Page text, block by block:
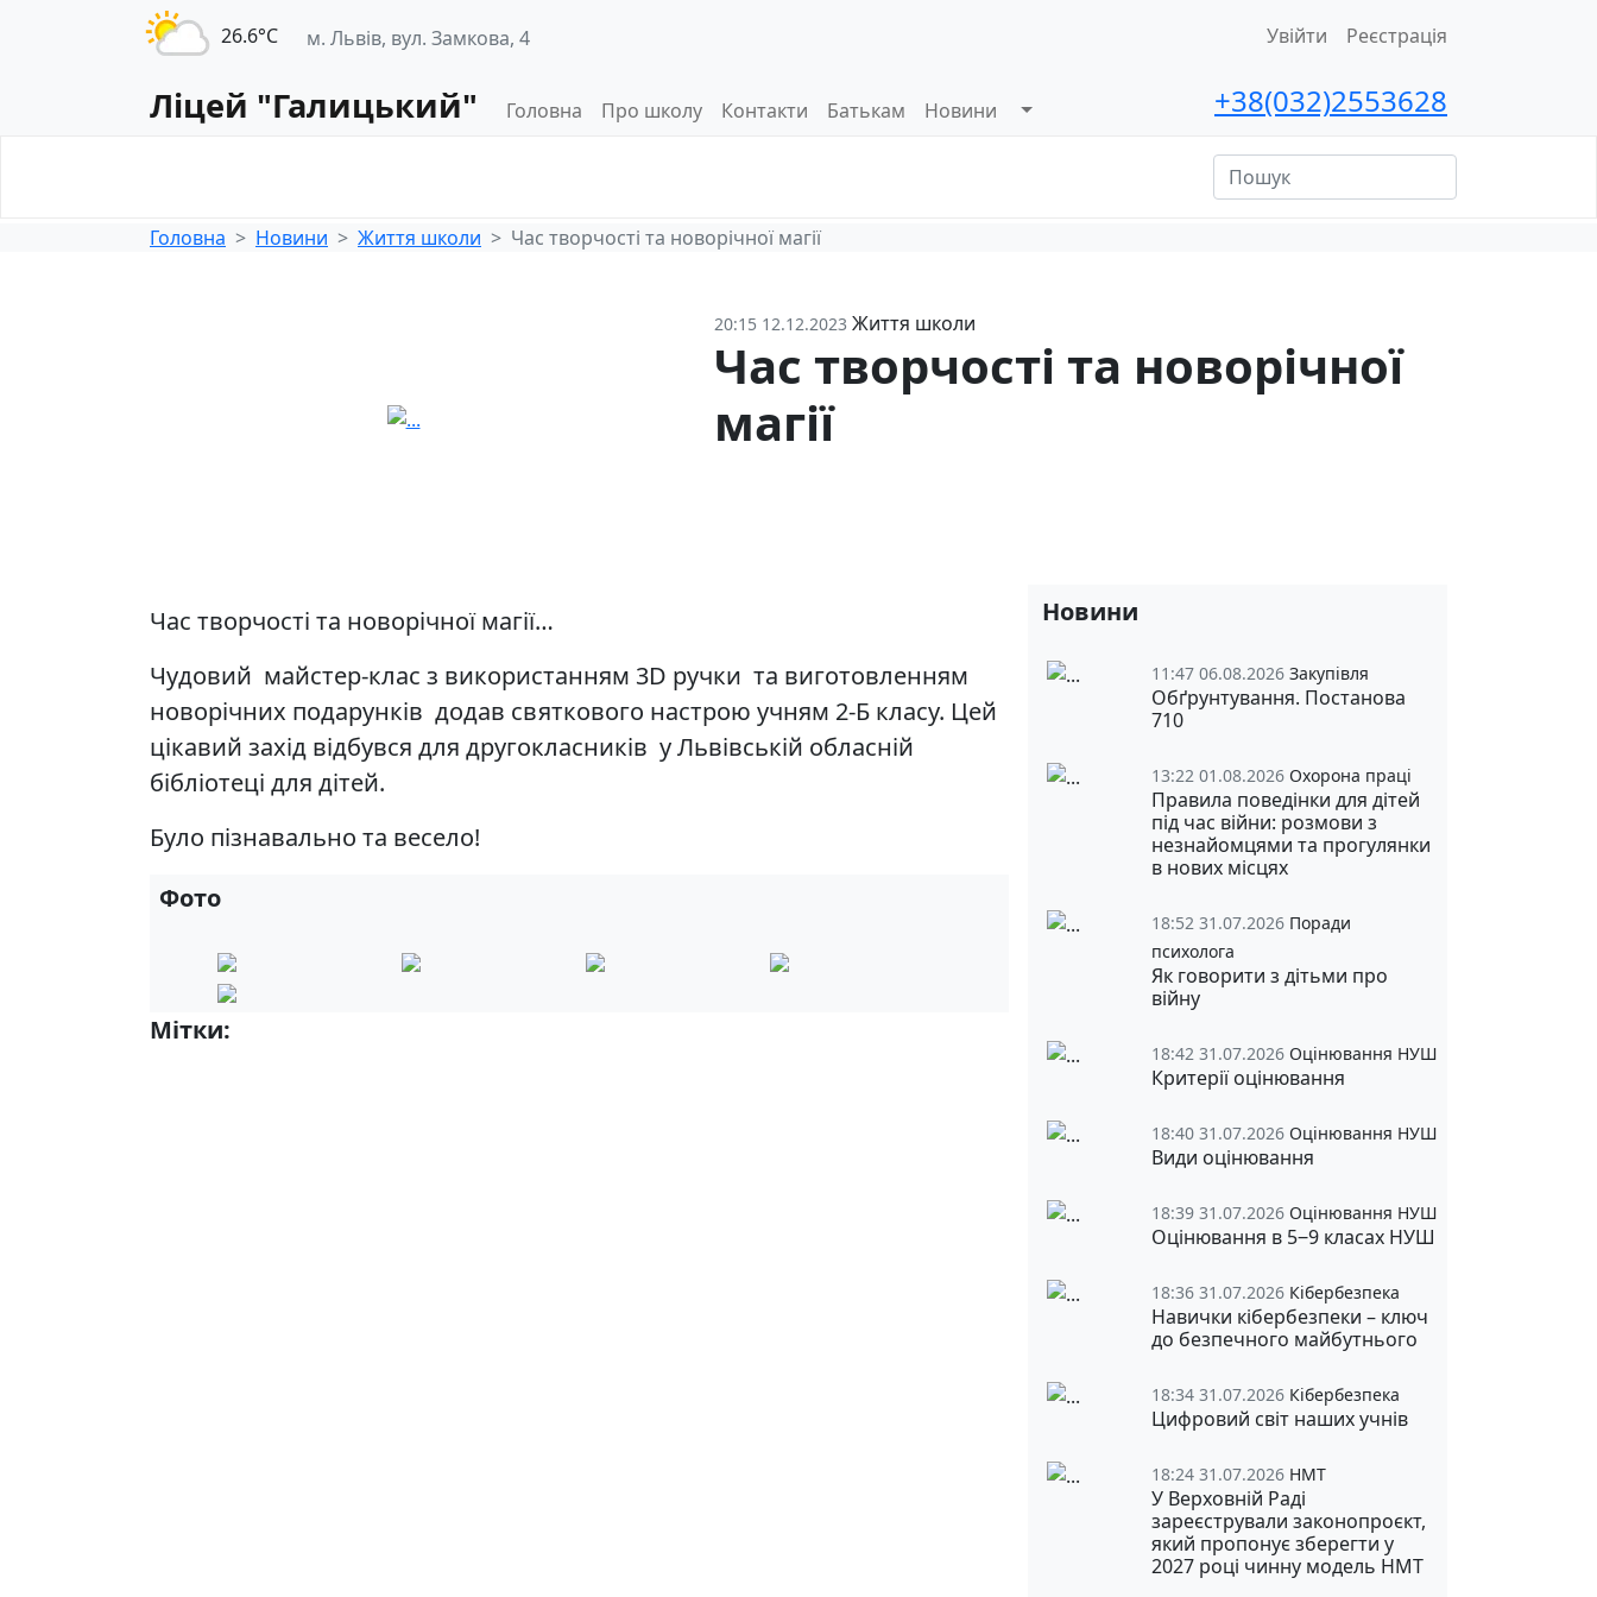
26.6°С м. Львів, вул. Замкова, 4 Увійти Реєстрація
Ліцей "Галицький" Головна Про школу Контакти Батькам Новини +38(032)2553628
Головна
Новини Життя школи Час творчості та новорічної магії
20:15 12.12.2023 Життя школи
Час творчості та новорічної
магії
Час творчості та новорічної магії…
Чудовий майстер-клас з використанням 3D ручки та виготовленням
новорічних подарунків додав святкового настрою учням 2-Б класу. Цей
цікавий захід відбувся для другокласників у Львівській обласній
бібліотеці для дітей.
Було пізнавально та весело!
Фото
Мітки:
Новини
11:47 06.08.2026 Закупівля
Обґрунтування. Постанова
710
13:22 01.08.2026 Охорона праці
Правила поведінки для дітей
під час війни: розмови з
незнайомцями та прогулянки
в нових місцях
18:52 31.07.2026 Поради
психолога
Як говорити з дітьми про
війну
18:42 31.07.2026 Оцінювання НУШ
Критерії оцінювання
18:40 31.07.2026 Оцінювання НУШ
Види оцінювання
18:39 31.07.2026 Оцінювання НУШ
Оцінювання в 5‒9 класах НУШ
18:36 31.07.2026 Кібербезпека
Навички кібербезпеки – ключ
до безпечного майбутнього
18:34 31.07.2026 Кібербезпека
Цифровий світ наших учнів
18:24 31.07.2026 НМТ
У Верховній Раді
зареєстрували законопроєкт,
який пропонує зберегти у
2027 році чинну модель НМТ